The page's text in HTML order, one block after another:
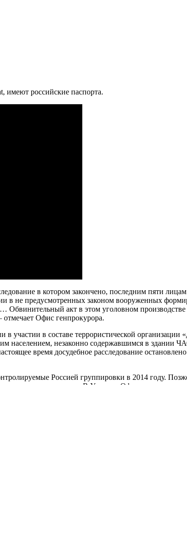
имеют российские паспорта.
в котором закончено, последним пяти
в не предусмотренных законом вооруженных
акт в этом уголовном производстве
отмечает Офис генпрокурора.
в участии в составе террористической
населением, незаконно содержавшимся в здании
время досудебное расследование
Россией группировки в 2014 году.
о пытках там. В Украине Офис